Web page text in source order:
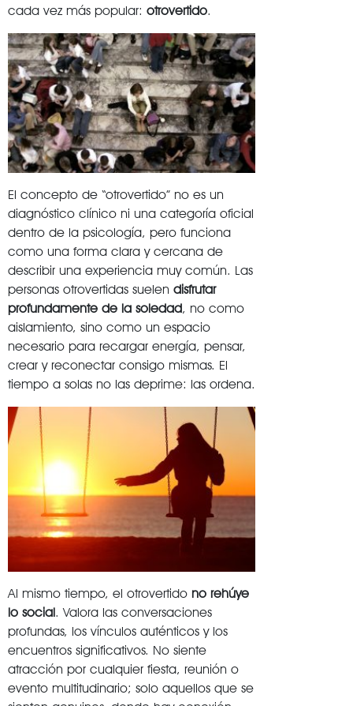
cada vez más popular: otrovertido.
El concepto de “otrovertido” no es un
diagnóstico clínico ni una categoría oficial
dentro de la psicología, pero funciona
como una forma clara y cercana de
describir una experiencia muy común. Las
personas otrovertidas suelen disfrutar
profundamente de la soledad, no como
aislamiento, sino como un espacio
necesario para recargar energía, pensar,
crear y reconectar consigo mismas. El
tiempo a solas no las deprime: las ordena.
Al mismo tiempo, el otrovertido no rehúye
lo social. Valora las conversaciones
profundas, los vínculos auténticos y los
encuentros significativos. No siente
atracción por cualquier fiesta, reunión o
evento multitudinario; solo aquellos que se